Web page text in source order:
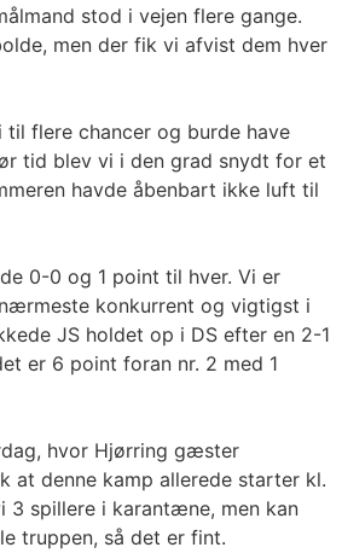
stod i vejen flere gange.
men der fik vi afvist dem hver
til flere chancer og burde have
tid blev vi i den grad snydt for et
havde åbenbart ikke luft til
0-0 og 1 point til hver. Vi er
konkurrent og vigtigst i
JS holdet op i DS efter en 2-1
er 6 point foran nr. 2 med 1
hvor Hjørring gæster
at denne kamp allerede starter kl.
3 spillere i karantæne, men kan
truppen, så det er fint.